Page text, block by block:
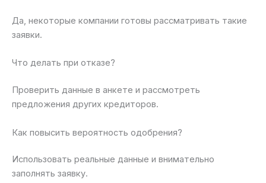
Да, некоторые компании готовы рассматривать такие
заявки.
Что делать при отказе?
Проверить данные в анкете и рассмотреть
предложения других кредиторов.
Как повысить вероятность одобрения?
Использовать реальные данные и внимательно
заполнять заявку.